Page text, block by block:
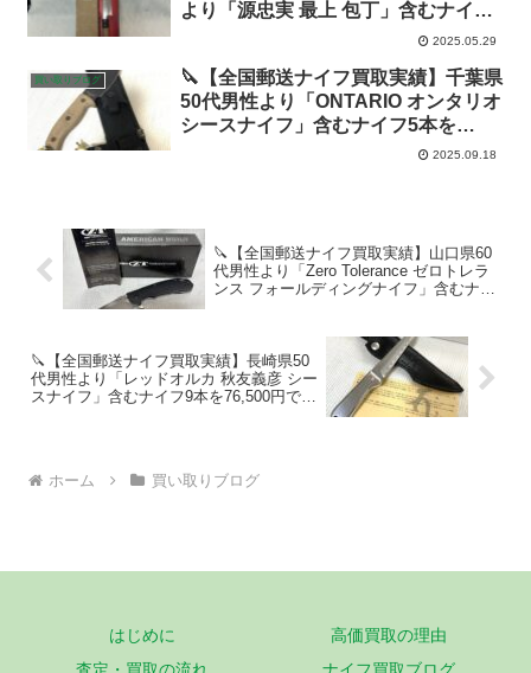
より「源忠実 最上 包丁」含むナイフ1
本を45,000円(一本あたり45,000円)で
なら!相見積も負けません！
2025.05.29
買い取りブログ
🔪【全国郵送ナイフ買取実績】千葉県
50代男性より「ONTARIO オンタリオ
シースナイフ」含むナイフ5本を
2025.09.18
🔪【全国郵送ナイフ買取実績】山口県60
代男性より「Zero Tolerance ゼロトレラ
ンス フォールディングナイフ」含むナイ
🔪【全国郵送ナイフ買取実績】長崎県50
代男性より「レッドオルカ 秋友義彦 シー
スナイフ」含むナイフ9本を76,500円で高
ホーム 買い取りブログ
はじめに
高価買取の理由